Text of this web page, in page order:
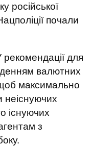
російської
почали
для
валютних
максимально
неіснуючих
існуючих
з